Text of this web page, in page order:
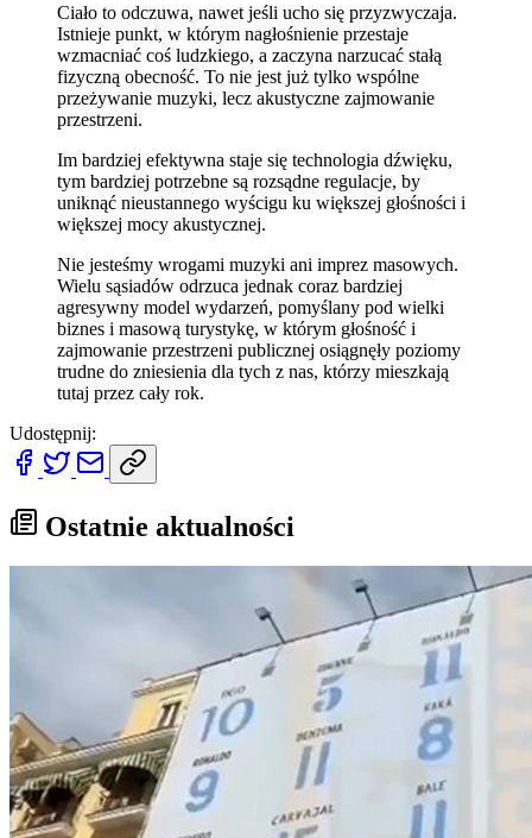
Ciało to odczuwa, nawet jeśli ucho się przyzwyczaja.
Istnieje punkt, w którym nagłośnienie przestaje
wzmacniać coś ludzkiego, a zaczyna narzucać stałą
fizyczną obecność. To nie jest już tylko wspólne
przeżywanie muzyki, lecz akustyczne zajmowanie
przestrzeni.
Im bardziej efektywna staje się technologia dźwięku,
tym bardziej potrzebne są rozsądne regulacje, by
uniknąć nieustannego wyścigu ku większej głośności i
większej mocy akustycznej.
Nie jesteśmy wrogami muzyki ani imprez masowych.
Wielu sąsiadów odrzuca jednak coraz bardziej
agresywny model wydarzeń, pomyślany pod wielki
biznes i masową turystykę, w którym głośność i
zajmowanie przestrzeni publicznej osiągnęły poziomy
trudne do zniesienia dla tych z nas, którzy mieszkają
tutaj przez cały rok.
Udostępnij:
Ostatnie aktualności